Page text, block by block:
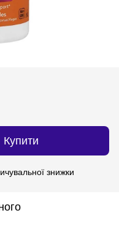
Купити
знижки